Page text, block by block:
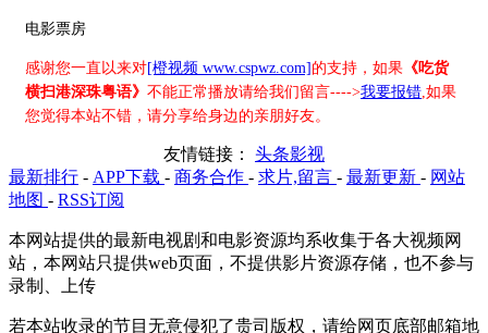
电影票房
感谢您一直以来对[橙视频 www.cspwz.com] 的支持，如果 《吃货
横扫港深珠粤语》 不能正常播放请给我们留言---->我要报错,如果
您觉得本站不错，请分享给身边的亲朋好友。
友情链接： 头条影视
最新排行 - APP下载 - 商务合作 - 求片,留言 - 最新更新 - 网站
地图 - RSS订阅
本网站提供的最新电视剧和电影资源均系收集于各大视频网
站，本网站只提供web页面，不提供影片资源存储，也不参与
录制、上传
若本站收录的节目无意侵犯了贵司版权，请给网页底部邮箱地